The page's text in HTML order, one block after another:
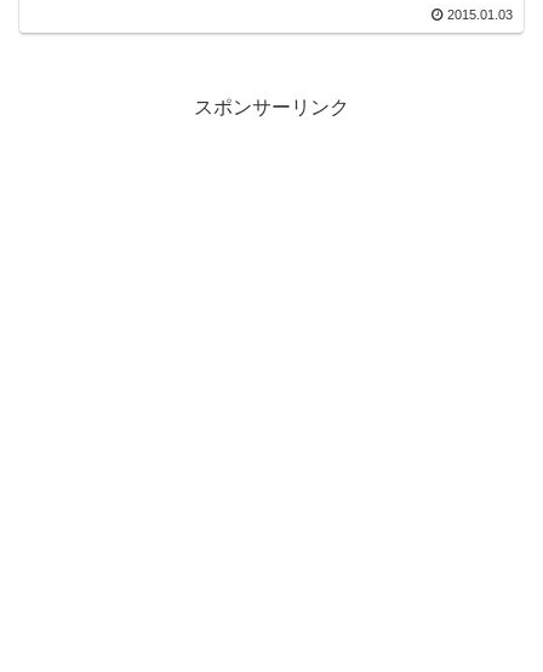
2015.01.03
スポンサーリンク